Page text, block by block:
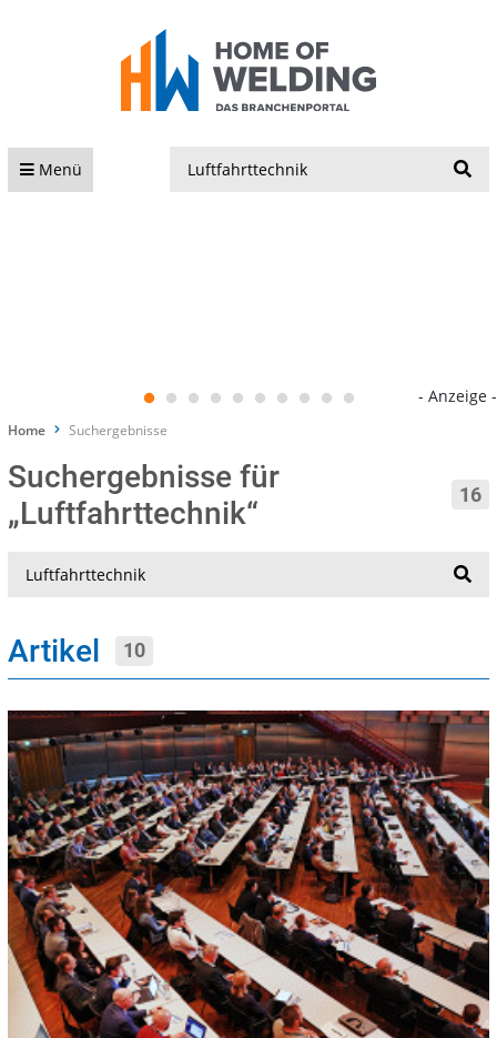
Menü
- Anzeige -
Home Suchergebnisse
Suchergebnisse für
„Luftfahrttechnik“
16
Artikel 10